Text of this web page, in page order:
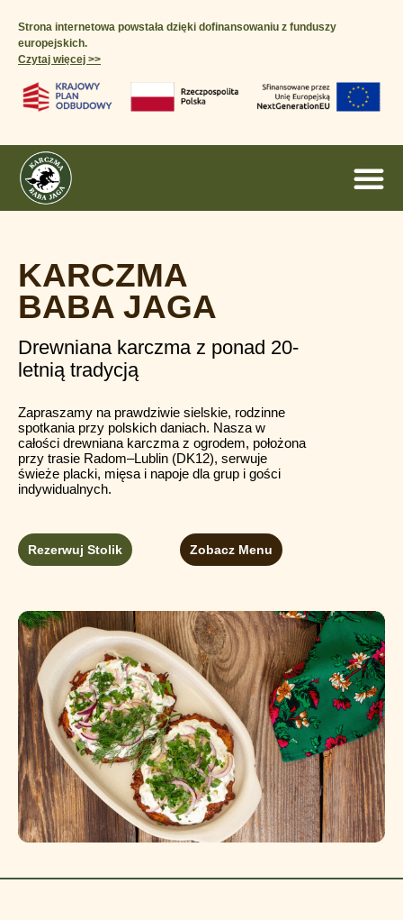
Strona internetowa powstała dzięki dofinansowaniu z funduszy
europejskich.
Czytaj więcej >>​
KARCZMA
BABA JAGA
Drewniana karczma z ponad 20-
letnią tradycją
Zapraszamy na prawdziwie sielskie, rodzinne
spotkania przy polskich daniach. Nasza w
całości drewniana karczma z ogrodem, położona
przy trasie Radom–Lublin (DK12), serwuje
świeże placki, mięsa i napoje dla grup i gości
indywidualnych.
Rezerwuj Stolik Zobacz Menu